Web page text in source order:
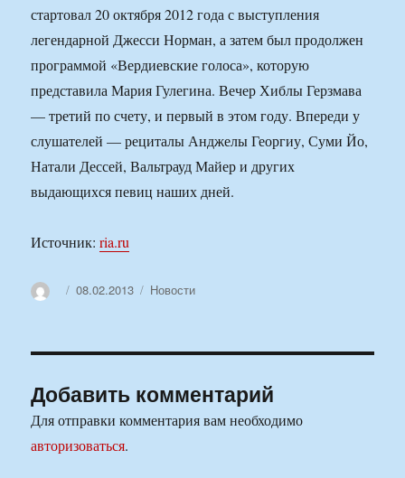
стартовал 20 октября 2012 года с выступления
легендарной Джесси Норман, а затем был продолжен
программой «Вердиевские голоса», которую
представила Мария Гулегина. Вечер Хиблы Герзмава
— третий по счету, и первый в этом году. Впереди у
слушателей — рециталы Анджелы Георгиу, Суми Йо,
Натали Дессей, Вальтрауд Майер и других
выдающихся певиц наших дней.
Источник:ria.ru
АвторОпубликовано
08.02.2013 Рубрики
Новости
Добавить комментарий
Для отправки комментария вам необходимо
авторизоваться.